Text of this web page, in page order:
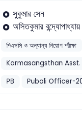
সুকুমার সেন
অসিতকুমার বন্দ্যোপাধ্যায়
পিএসসি ও অন্যান্য নিয়োগ পরীক্ষা
Karmasangsthan
PB
Pubali Officer-